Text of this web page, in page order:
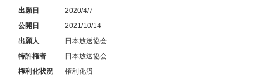
出願日
2020/4/7
公開日
2021/10/14
出願人
日本放送協会
特許権者
日本放送協会
権利化状況
権利化済